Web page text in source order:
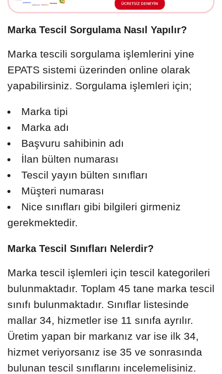
Marka Tescil Sorgulama Nasıl Yapılır?
Marka tescili sorgulama işlemlerini yine
EPATS sistemi üzerinden online olarak
yapabilirsiniz. Sorgulama işlemleri için;
Marka tipi
Marka adı
Başvuru sahibinin adı
İlan bülten numarası
Tescil yayın bülten sınıfları
Müşteri numarası
Nice sınıfları gibi bilgileri girmeniz
gerekmektedir.
Marka Tescil Sınıfları Nelerdir?
Marka tescil işlemleri için tescil kategorileri
bulunmaktadır. Toplam 45 tane marka tescil
sınıfı bulunmaktadır. Sınıflar listesinde
mallar 34, hizmetler ise 11 sınıfa ayrılır.
Üretim yapan bir markanız var ise ilk 34,
hizmet veriyorsanız ise 35 ve sonrasında
bulunan tescil sınıflarını incelemelisiniz.